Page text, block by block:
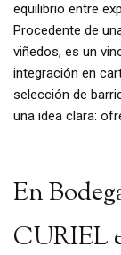
equilibrio entre
Procedente de
viñedos, es un
integración en
selección de
una idea clara:
En
CURIEL